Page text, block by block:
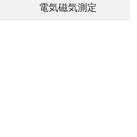
電気磁気測定